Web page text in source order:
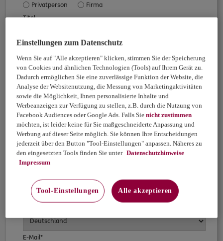
Privatperson
Firma
Titel
Name*
Straße / Nr.
PLZ* / Ort
E-Mail*
Einstellungen zum Datenschutz
Wenn Sie auf "Alle akzeptieren" klicken, stimmen Sie der Speicherung
von Cookies und ähnlichen Technologien (Tools) auf Ihrem Gerät zu.
Dadurch ermöglichen Sie eine zuverlässige Funktion der Website, die
Analyse der Websitenutzung, die Messung von Marketingaktivitäten
sowie die Möglichkeit, Ihnen personalisierte Inhalte und
Werbeanzeigen zur Verfügung zu stellen, z.B. durch die Nutzung von
Facebook Audiences oder Google Ads. Falls Sienicht zustimmen
möchten, ist leider keine für Sie maßgeschneiderte Anpassung und
Werbung auf dieser Seite möglich. Sie können Ihre Entscheidungen
jederzeit über den Button "Tool-Einstellungen" anpassen. Näheres zu
den eingesetzten Tools finden Sie unter Datenschutzhinweise
Impressum
Tool-Einstellungen Alle akzeptieren